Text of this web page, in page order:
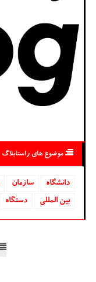
موضوع های راستابلاگ
دانشگاه‌ سازمان
بین المللی
دستگاه